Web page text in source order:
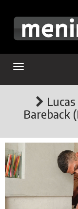
TOGGLE
Bareback